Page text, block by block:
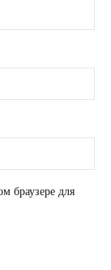
браузере для